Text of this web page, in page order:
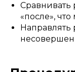
Сравнивать
«после»,
Направлять